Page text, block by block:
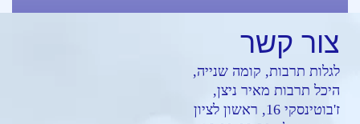
צור קשר
לגלות תרבות, קומה שנייה,
היכל תרבות מאיר ניצן,
ז'בוטינסקי 16, ראשון לציון